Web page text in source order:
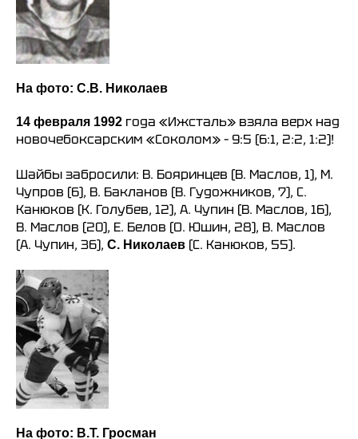
На фото: С.В. Николаев
14 февраля 1992 года «Ижсталь» взяла верх над
новочебоксарским «Соколом» – 9:5 (6:1, 2:2, 1:2)!
Шайбы забросили: В. Бояринцев (В. Маслов, 1), М.
Чупров (6), В. Бакланов (В. Гудожников, 7), С.
Канюков (К. Голубев, 12), А. Чупин (В. Маслов, 16),
В. Маслов (20), Е. Белов (О. Юшин, 28), В. Маслов
(А. Чупин, 36), С. Николаев (С. Канюков, 55).
На фото: В.Т. Гросман